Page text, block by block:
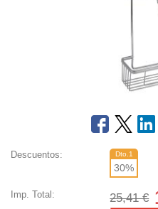
Descuentos: Dto.1
30%
Imp. Total: 25,41 €